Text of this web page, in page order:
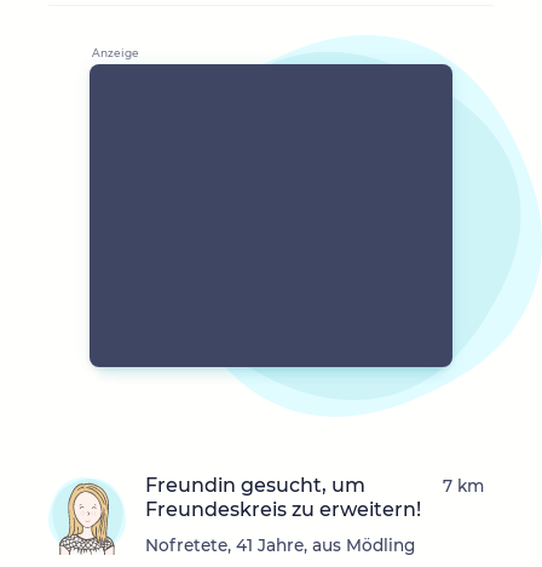
Freundin gesucht, um
Freundeskreis zu erweitern!
Nofretete, 41 Jahre, aus Mödling
7 km